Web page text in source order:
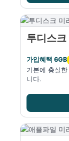
투디스크
가입혜택 6GB
기본에 충실
니다.